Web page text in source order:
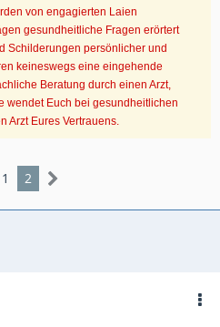
von engagierten Laien
gesundheitliche Fragen erörtert
Schilderungen persönlicher und
keineswegs eine eingehende
Beratung durch einen Arzt,
wendet Euch bei gesundheitlichen
Arzt Eures Vertrauens.
1 2